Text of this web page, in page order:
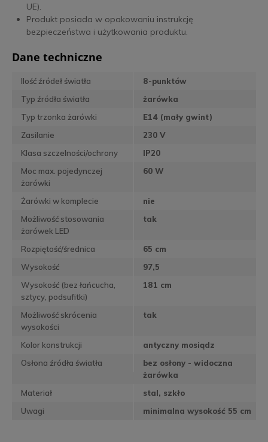
UE).
Produkt posiada w opakowaniu instrukcję
bezpieczeństwa i użytkowania produktu.
Dane techniczne
Ilość źródeł światła
8-punktów
Typ źródła światła
żarówka
Typ trzonka żarówki
E14 (mały gwint)
Zasilanie
230 V
Klasa szczelności/ochrony
IP20
Moc max. pojedynczej
żarówki
60 W
Żarówki w komplecie
nie
Możliwość stosowania
żarówek LED
tak
Rozpiętość/średnica
65 cm
Wysokość
97,5
Wysokość (bez łańcucha,
sztycy, podsufitki)
181 cm
Możliwość skrócenia
wysokości
tak
Kolor konstrukcji
antyczny mosiądz
Osłona źródła światła
bez osłony - widoczna
żarówka
Materiał
stal, szkło
Uwagi
minimalna wysokość 55 cm